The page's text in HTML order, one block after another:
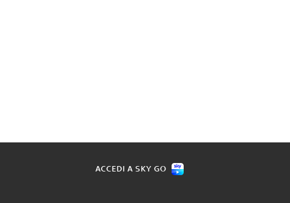
ACCEDI A SKY GO